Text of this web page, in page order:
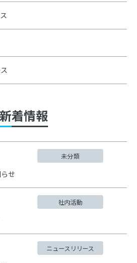
新着情報
未分類
せ
社内活動
ニュースリリース